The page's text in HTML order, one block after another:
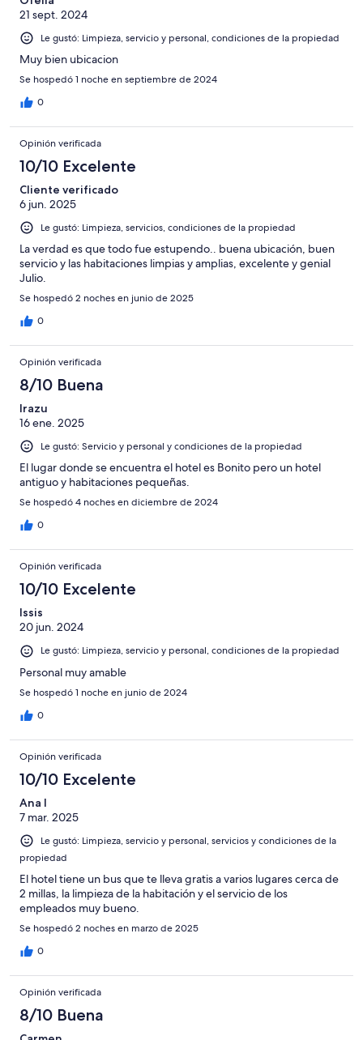
21 sept. 2024
Le gustó: Limpieza, servicio y personal, condiciones de la propiedad
Muy bien ubicacion
Se hospedó 1 noche en septiembre de 2024
0
Opinión verificada
10/10 Excelente
Cliente verificado
6 jun. 2025
Le gustó: Limpieza, servicios, condiciones de la propiedad
La verdad es que todo fue estupendo.. buena ubicación, buen
servicio y las habitaciones limpias y amplias, excelente y genial
Julio.
Se hospedó 2 noches en junio de 2025
0
Opinión verificada
8/10 Buena
Irazu
16 ene. 2025
Le gustó: Servicio y personal y condiciones de la propiedad
El lugar donde se encuentra el hotel es Bonito pero un hotel
antiguo y habitaciones pequeñas.
Se hospedó 4 noches en diciembre de 2024
0
Opinión verificada
10/10 Excelente
Issis
20 jun. 2024
Le gustó: Limpieza, servicio y personal, condiciones de la propiedad
Personal muy amable
Se hospedó 1 noche en junio de 2024
0
Opinión verificada
10/10 Excelente
Ana I
7 mar. 2025
Le gustó: Limpieza, servicio y personal, servicios y condiciones de la
propiedad
El hotel tiene un bus que te lleva gratis a varios lugares cerca de
2 millas, la limpieza de la habitación y el servicio de los
empleados muy bueno.
Se hospedó 2 noches en marzo de 2025
0
Opinión verificada
8/10 Buena